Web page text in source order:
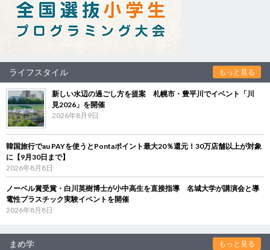
ライフスタイル もっと見る
新しい水辺の過ごし方を提案 札幌市・豊平川でイベント「川
見2026」を開催
2026年8月9日
韓国旅行でau PAYを使うとPontaポイント最大20％還元！30万店舗以上が対象
に【9月30日まで】
2026年8月8日
ノーベル賞受賞・白川英樹博士が小中高生を直接指導 名城大学が講演会と導
電性プラスチック実験イベントを開催
2026年8月8日
まめ学 もっと見る